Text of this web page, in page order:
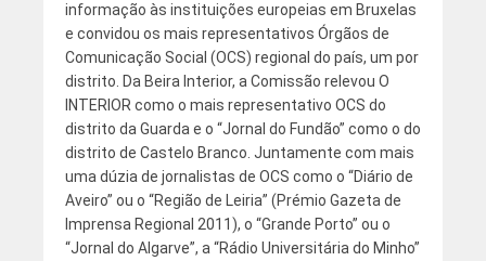
informação às instituições europeias em Bruxelas
e convidou os mais representativos Órgãos de
Comunicação Social (OCS) regional do país, um por
distrito. Da Beira Interior, a Comissão relevou O
INTERIOR como o mais representativo OCS do
distrito da Guarda e o “Jornal do Fundão” como o do
distrito de Castelo Branco. Juntamente com mais
uma dúzia de jornalistas de OCS como o “Diário de
Aveiro” ou o “Região de Leiria” (Prémio Gazeta de
Imprensa Regional 2011), o “Grande Porto” ou o
“Jornal do Algarve”, a “Rádio Universitária do Minho”